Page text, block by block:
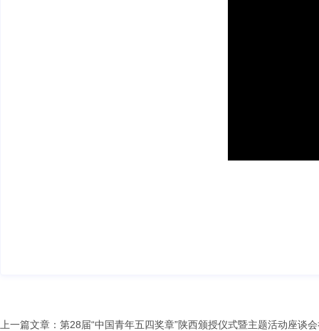
上一篇文章： 第28届“中国青年五四奖章”陕西颁授仪式暨主题活动座谈